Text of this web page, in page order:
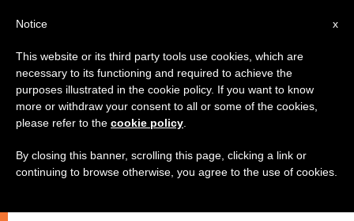
شباب اليوم كنيسة الغد
رسالة مجلس بطاركة الشرق الكاثوليك
x
Notice
This website or its third party tools use cookies, which are
necessary to its functioning and required to achieve the
purposes illustrated in the cookie policy. If you want to know
more or withdraw your consent to all or some of the cookies,
please refer to the cookie policy
By closing this banner, scrolling this page, clicking a link or
continuing to browse otherwise, you agree to the use of cookies.